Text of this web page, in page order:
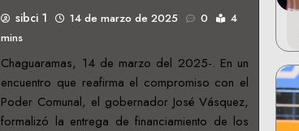
sibci 1 14 de marzo de 2025 0
4
mins
Chaguaramas, 14 de marzo del 2025-. En un
encuentro que reafirma el compromiso con el
Poder Comunal, el gobernador José Vásquez,
formalizó la entrega de financiamiento de los